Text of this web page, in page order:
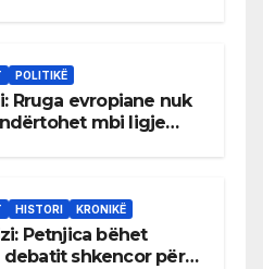
POLITIKË
Rruga evropiane nuk
mbi ligje
HISTORI KRONIKË
Petnjica bëhet
shkencor për